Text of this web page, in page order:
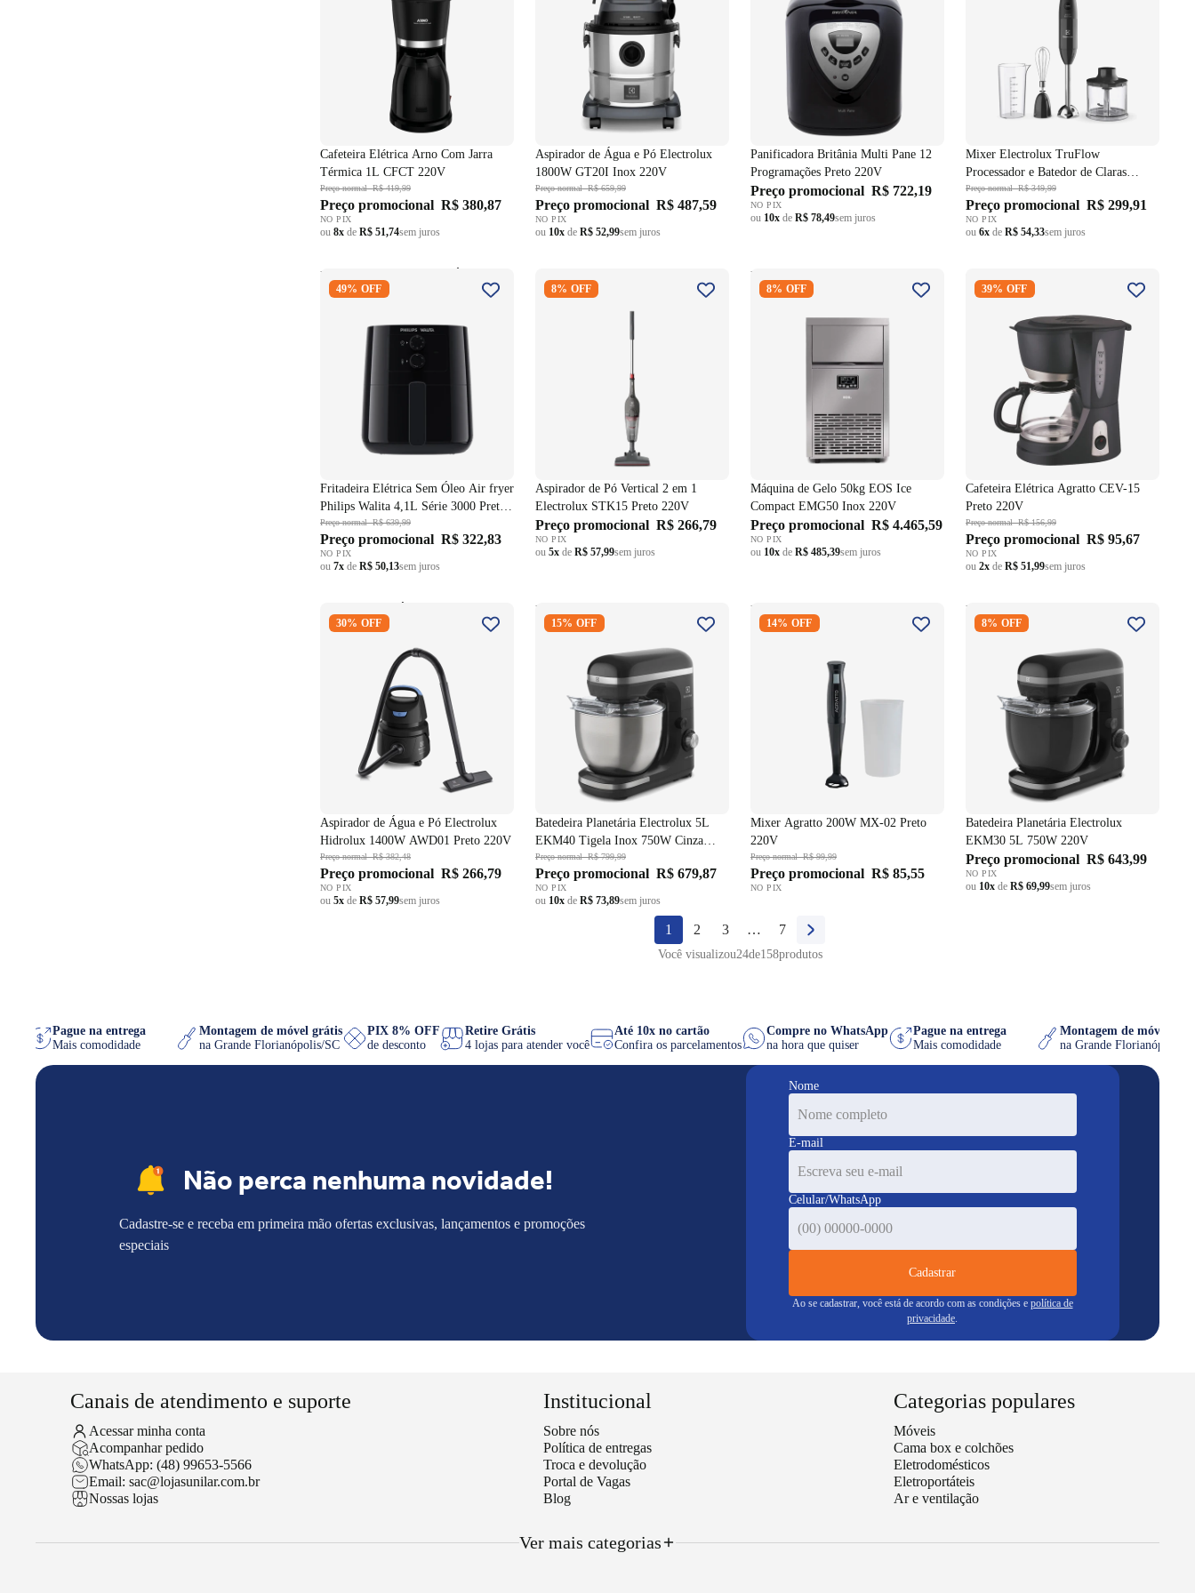
Cafeteira Elétrica Arno Com Jarra
Térmica 1L CFCT 220V
Preço normalR$ 419,99
Preço promocional R$ 380,87
NO PIX
ou 8x de R$ 51,74sem juros
Aspirador de Água e Pó Electrolux
1800W GT20I Inox 220V
Preço normalR$ 659,99
Preço promocional R$ 487,59
NO PIX
ou 10x de R$ 52,99sem juros
Panificadora Britânia Multi Pane 12
Programações Preto 220V
Preço promocional R$ 722,19
NO PIX
ou 10x de R$ 78,49sem juros
Mixer Electrolux TruFlow
Processador e Batedor de Claras
600W EIB20 Preto/Inox 220V
Preço normalR$ 349,99
Preço promocional R$ 299,91
NO PIX
ou 6x de R$ 54,33sem juros
Fritadeira Elétrica Sem Óleo Air
fryer Philips Walita 4,1L Série
49% OFF
Fritadeira Elétrica Sem Óleo Air fryer
Philips Walita 4,1L Série 3000 Preto
220V
Preço normalR$ 639,99
Preço promocional R$ 322,83
NO PIX
ou 7x de R$ 50,13sem juros
Electrolux STK15 Preto 220V
8% OFF
Aspirador de Pó Vertical 2 em 1
Electrolux STK15 Preto 220V
Preço promocional R$ 266,79
NO PIX
ou 5x de R$ 57,99sem juros
Máquina de Gelo 50kg EOS Ice
Compact EMG50 Inox 220V
8% OFF
Máquina de Gelo 50kg EOS Ice
Compact EMG50 Inox 220V
Preço promocional R$ 4.465,59
NO PIX
ou 10x de R$ 485,39sem juros
Preto 220V
39% OFF
Cafeteira Elétrica Agratto CEV-15
Preto 220V
Preço normalR$ 156,99
Preço promocional R$ 95,67
NO PIX
ou 2x de R$ 51,99sem juros
Electrolux Hidrolux 1400W
30% OFF
Aspirador de Água e Pó Electrolux
Hidrolux 1400W AWD01 Preto 220V
Preço normalR$ 382,48
Preço promocional R$ 266,79
NO PIX
ou 5x de R$ 57,99sem juros
Batedeira Planetária Electrolux 5L
EKM40 Tigela Inox 750W Cinza
15% OFF
Batedeira Planetária Electrolux 5L
EKM40 Tigela Inox 750W Cinza
220V
Preço normalR$ 799,99
Preço promocional R$ 679,87
NO PIX
ou 10x de R$ 73,89sem juros
Mixer Agratto 200W MX-02
Preto 220V
14% OFF
Mixer Agratto 200W MX-02 Preto
220V
Preço normalR$ 99,99
Preço promocional R$ 85,55
NO PIX
Batedeira Planetária Electrolux
EKM30 5L 750W 220V
8% OFF
Batedeira Planetária Electrolux
EKM30 5L 750W 220V
Preço promocional R$ 643,99
NO PIX
ou 10x de R$ 69,99sem juros
1 2 3 … 7
Você visualizou24de158produtos
Pague na entrega
Mais comodidade
Montagem de móvel grátis
na Grande Florianópolis/SC
PIX 8% OFF
de desconto
Retire Grátis
4 lojas para atender você
Até 10x no cartão
Confira os parcelamentos
Compre no WhatsApp
na hora que quiser
Pague na entrega
Mais comodidade
Montagem de móvel
na Grande
Não perca nenhuma novidade!
Cadastre-se e receba em primeira mão ofertas exclusivas, lançamentos e promoções
especiais
Nome
E-mail
Celular/WhatsApp
Cadastrar
Ao se cadastrar, você está de acordo com as condições e política de
privacidade.
Canais de atendimento e suporte
Acessar minha conta
Acompanhar pedido
WhatsApp: (48) 99653-5566
Email: sac@lojasunilar.com.br
Nossas lojas
Institucional
Sobre nós
Política de entregas
Troca e devolução
Portal de Vagas
Blog
Categorias populares
Móveis
Cama box e colchões
Eletrodomésticos
Eletroportáteis
Ar e ventilação
Ver mais categorias